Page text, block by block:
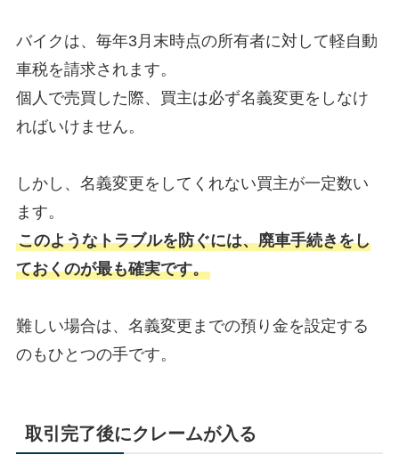
バイクは、毎年3月末時点の所有者に対して軽自動
車税を請求されます。
個人で売買した際、買主は必ず名義変更をしなけ
ればいけません。
しかし、名義変更をしてくれない買主が一定数い
ます。
このようなトラブルを防ぐには、廃車手続きをし
ておくのが最も確実です。
難しい場合は、名義変更までの預り金を設定する
のもひとつの手です。
取引完了後にクレームが入る